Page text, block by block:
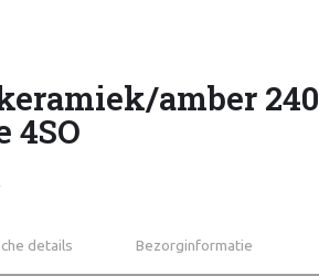
amber 240
4SO
details Bezorginformatie